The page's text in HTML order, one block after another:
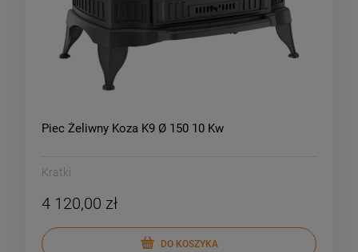
Piec Żeliwny Koza K9 Ø 150 10 Kw
Kratki
4 120,00 zł
DO KOSZYKA